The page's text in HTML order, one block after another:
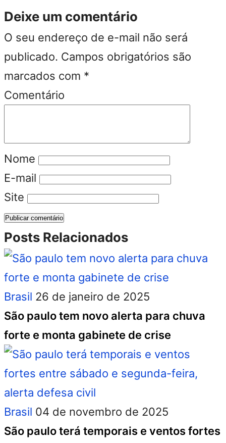
Deixe um comentário
O seu endereço de e-mail não será
publicado. Campos obrigatórios são
marcados com *
Comentário
Nome
E-mail
Site
Posts Relacionados
Brasil 26 de janeiro de 2025
São paulo tem novo alerta para chuva
forte e monta gabinete de crise
Brasil 04 de novembro de 2025
São paulo terá temporais e ventos fortes